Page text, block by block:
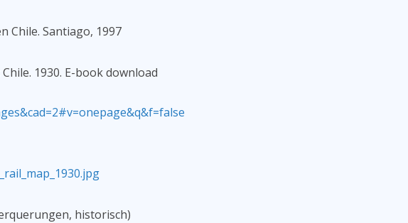
Chile. Santiago, 1997
1930. E-book download
historisch)